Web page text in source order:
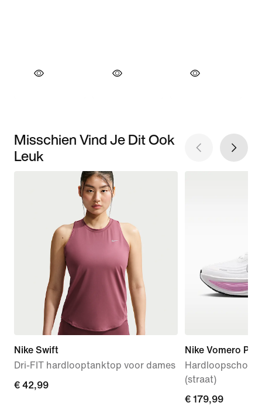
Misschien Vind Je Dit Ook
Leuk
Nike Swift
Dri-FIT hardlooptanktop voor dames
€ 42,99
€ 42,99
Nike Vomero Plus
(straat)
€ 179,99
€ 179,99